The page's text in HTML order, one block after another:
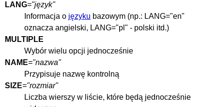
LANG="język"
Informacja o języku bazowym (np.: LANG="en"
oznacza angielski, LANG="pl" - polski itd.)
MULTIPLE
Wybór wielu opcji jednocześnie
NAME="nazwa"
Przypisuje nazwę kontrolną
SIZE="rozmiar"
Liczba wierszy w liście, które będą jednocześnie